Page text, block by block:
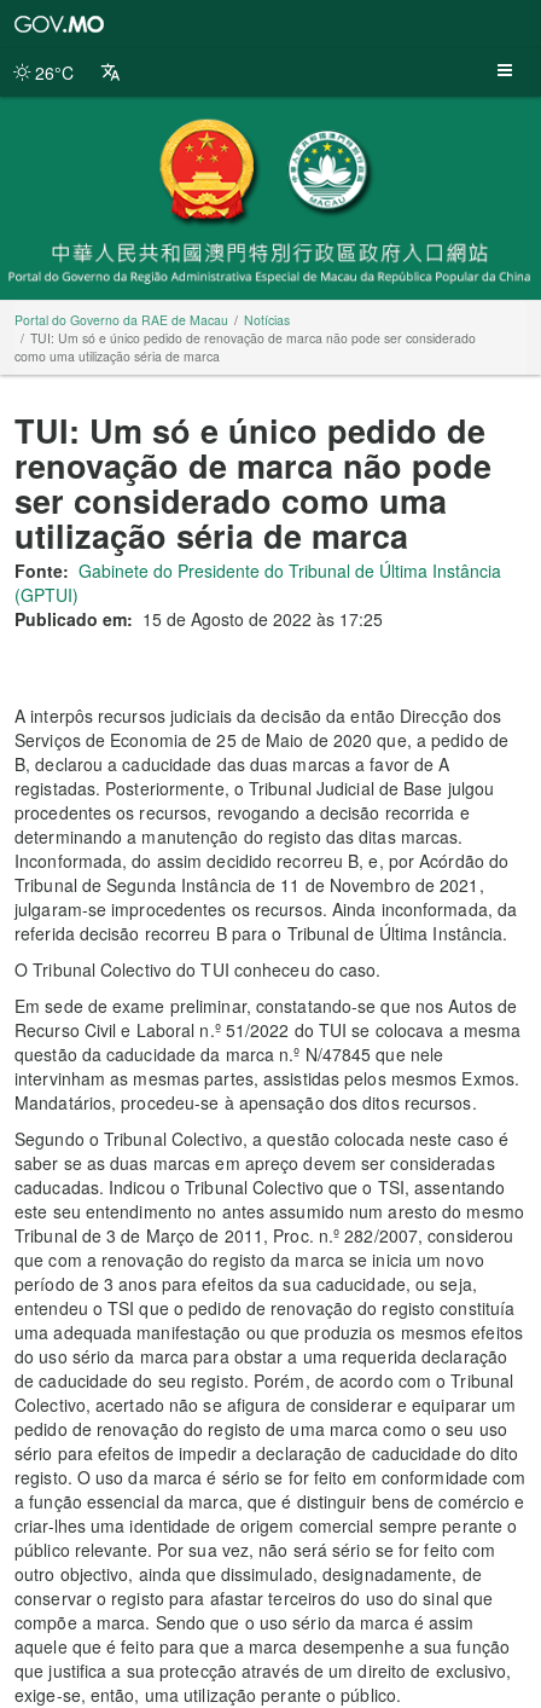
da
26°C
Portal do Governo da RAE de Macau
Notícias
TUI: Um só e único pedido de renovação de marca não pode ser considerado
como uma utilização séria de marca
TUI: Um só e único pedido de
renovação de marca não pode
ser considerado como uma
utilização séria de marca
Fonte: Gabinete do Presidente do Tribunal de Última Instância
(GPTUI)
Publicado em: 15 de Agosto de 2022 às 17:25
A interpôs recursos judiciais da decisão da então Direcção dos
Serviços de Economia de 25 de Maio de 2020 que, a pedido de
B, declarou a caducidade das duas marcas a favor de A
registadas. Posteriormente, o Tribunal Judicial de Base julgou
procedentes os recursos, revogando a decisão recorrida e
determinando a manutenção do registo das ditas marcas.
Inconformada, do assim decidido recorreu B, e, por Acórdão do
Tribunal de Segunda Instância de 11 de Novembro de 2021,
julgaram-se improcedentes os recursos. Ainda inconformada, da
referida decisão recorreu B para o Tribunal de Última Instância.
O Tribunal Colectivo do TUI conheceu do caso.
Em sede de exame preliminar, constatando-se que nos Autos de
Recurso Civil e Laboral n.º 51/2022 do TUI se colocava a mesma
questão da caducidade da marca n.º N/47845 que nele
intervinham as mesmas partes, assistidas pelos mesmos Exmos.
Mandatários, procedeu-se à apensação dos ditos recursos.
Segundo o Tribunal Colectivo, a questão colocada neste caso é
saber se as duas marcas em apreço devem ser consideradas
caducadas. Indicou o Tribunal Colectivo que o TSI, assentando
este seu entendimento no antes assumido num aresto do mesmo
Tribunal de 3 de Março de 2011, Proc. n.º 282/2007, considerou
que com a renovação do registo da marca se inicia um novo
período de 3 anos para efeitos da sua caducidade, ou seja,
entendeu o TSI que o pedido de renovação do registo constituía
uma adequada manifestação ou que produzia os mesmos efeitos
do uso sério da marca para obstar a uma requerida declaração
de caducidade do seu registo. Porém, de acordo com o Tribunal
Colectivo, acertado não se afigura de considerar e equiparar um
pedido de renovação do registo de uma marca como o seu uso
sério para efeitos de impedir a declaração de caducidade do dito
registo. O uso da marca é sério se for feito em conformidade com
a função essencial da marca, que é distinguir bens de comércio e
criar-lhes uma identidade de origem comercial sempre perante o
público relevante. Por sua vez, não será sério se for feito com
outro objectivo, ainda que dissimulado, designadamente, de
conservar o registo para afastar terceiros do uso do sinal que
compõe a marca. Sendo que o uso sério da marca é assim
aquele que é feito para que a marca desempenhe a sua função
que justifica a sua protecção através de um direito de exclusivo,
exige-se, então, uma utilização perante o público.